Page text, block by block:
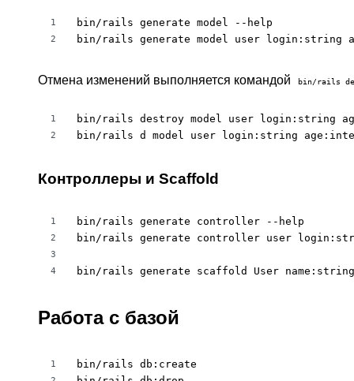
1
2
bin/rails generate model --help
bin/rails generate model user login:string
Отмена изменений выполняется командой bin/rails
1
2
bin/rails destroy model user login:string
bin/rails d model user login:string
Контроллеры и Scaffold
1
2
3
4
bin/rails generate controller --help
bin/rails generate controller user
bin/rails generate scaffold User
Работа с базой
1
bin/rails db:create